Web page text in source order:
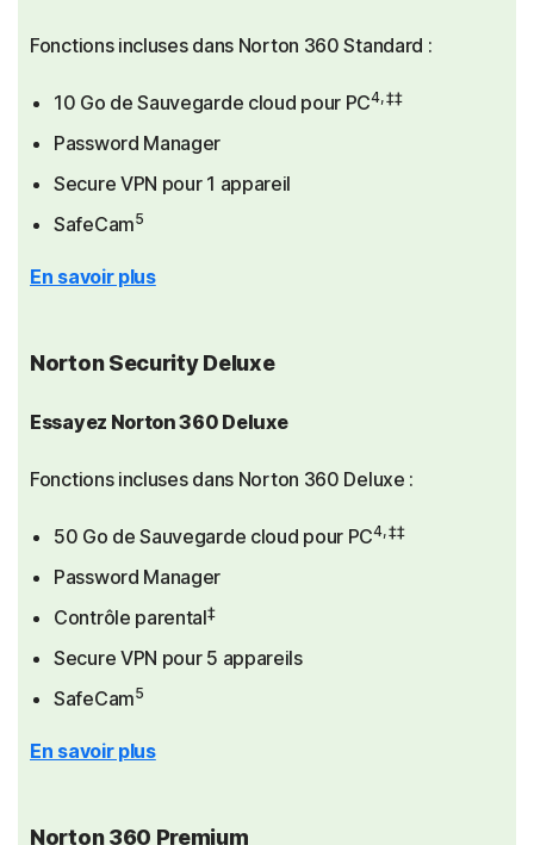
Fonctions incluses dans Norton 360 Standard :
10 Go de Sauvegarde cloud pour PC4, ‡‡
Password Manager
Secure VPN pour 1 appareil
SafeCam5
En savoir plus
Norton Security Deluxe
Essayez Norton 360 Deluxe
Fonctions incluses dans Norton 360 Deluxe :
50 Go de Sauvegarde cloud pour PC4, ‡‡
Password Manager
Contrôle parental‡
Secure VPN pour 5 appareils
SafeCam5
En savoir plus
Norton 360 Premium